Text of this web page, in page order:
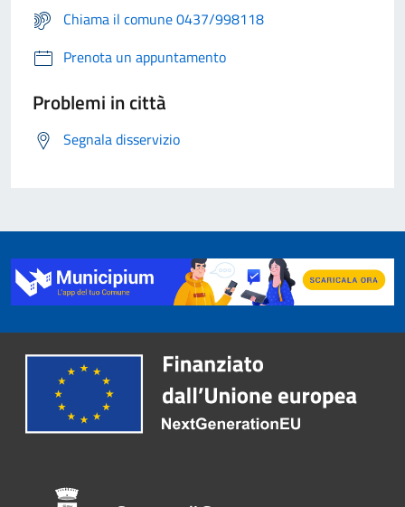
Chiama il comune 0437/998118
Prenota un appuntamento
Problemi in città
Segnala disservizio